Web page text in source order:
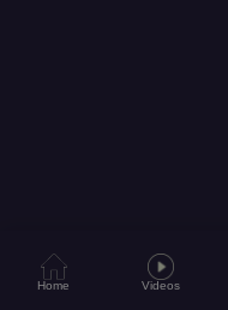
Home Videos